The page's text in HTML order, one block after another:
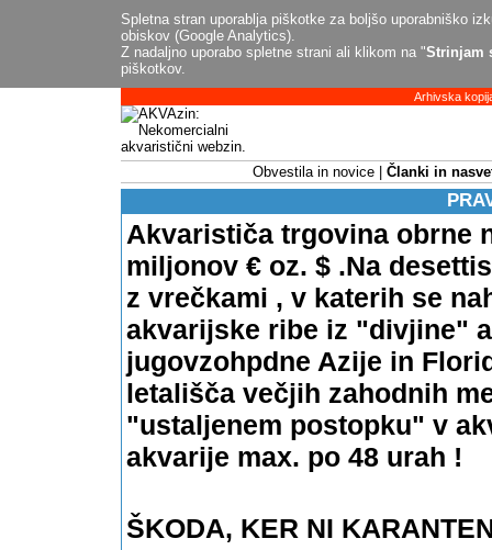
Spletna stran uporablja piškotke za boljšo uporabniško
obiskov (Google Analytics).
Z nadaljno uporabo spletne strani ali klikom na "Strinjam
piškotkov.
Arhivska
Obvestila in novice Članki in
Akvarističa trgovina obrne
miljonov € oz. $ .Na
z vrečkami , v katerih se
akvarijske ribe iz "divjine"
jugovzohpdne Azije in
letališča večjih zahodnih
"ustaljenem postopku" v
akvarije max. po 48 urah !
ŠKODA, KER NI